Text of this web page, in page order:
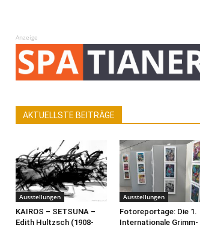
Anzeige
AKTUELLSTE BEITRÄGE
Ausstellungen
KAIROS – SETSUNA –
Edith Hultzsch (1908-
Ausstellungen
Fotoreportage: Die 1.
Internationale Grimm-